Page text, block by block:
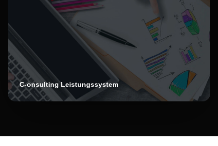
C-onsulting Leistungssystem